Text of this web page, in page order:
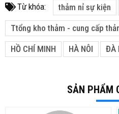
Từ khóa: thảm nỉ sự kiện
Ttổng kho thảm - cung cấp
HỒ CHÍ MINH HÀ NÔI ĐÀ
SẢN PHẨM